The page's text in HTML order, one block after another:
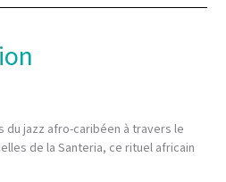
du jazz afro-caribéen à travers le
de la Santeria, ce rituel africain